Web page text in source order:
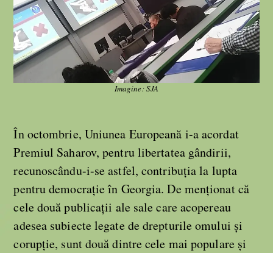
Imagine: SJA
În octombrie, Uniunea Europeană i-a acordat
Premiul Saharov, pentru libertatea gândirii,
recunoscându-i-se astfel, contribuţia la lupta
pentru democraţie în Georgia. De menționat că
cele două publicații ale sale care acopereau
adesea subiecte legate de drepturile omului și
corupție, sunt două dintre cele mai populare și